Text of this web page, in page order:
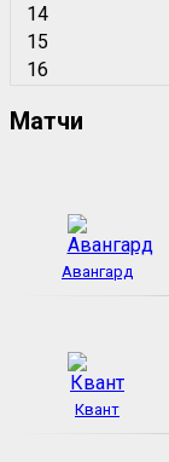
14
15
16
Матчи
Авангард
Квант